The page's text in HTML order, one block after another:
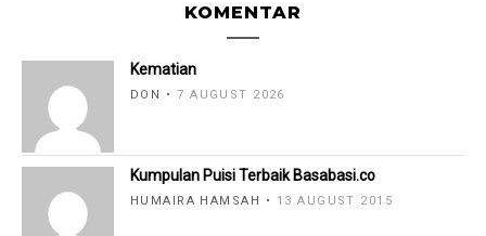
KOMENTAR
Kematian
DON 7 AUGUST 2026
Kumpulan Puisi Terbaik Basabasi.co
HUMAIRA HAMSAH 13 AUGUST 2015